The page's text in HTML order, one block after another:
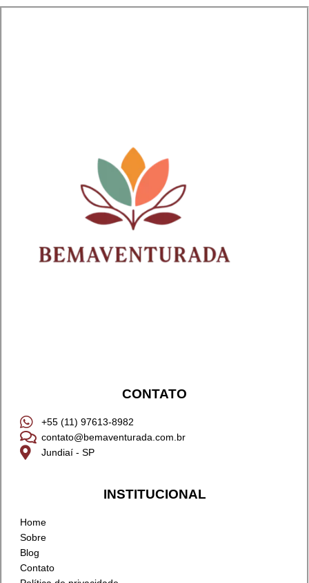
CONTATO
+55 (11) 97613-8982
contato@bemaventurada.com.br
Jundiaí - SP
INSTITUCIONAL
Home
Sobre
Blog
Contato